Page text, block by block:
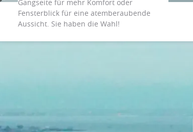
Gangseite für mehr Komfort oder
Fensterblick für eine atemberaubende
Aussicht. Sie haben die Wahl!